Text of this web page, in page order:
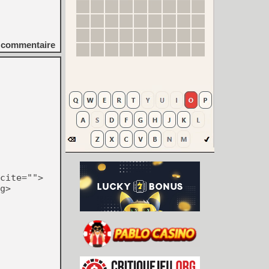
commentaire